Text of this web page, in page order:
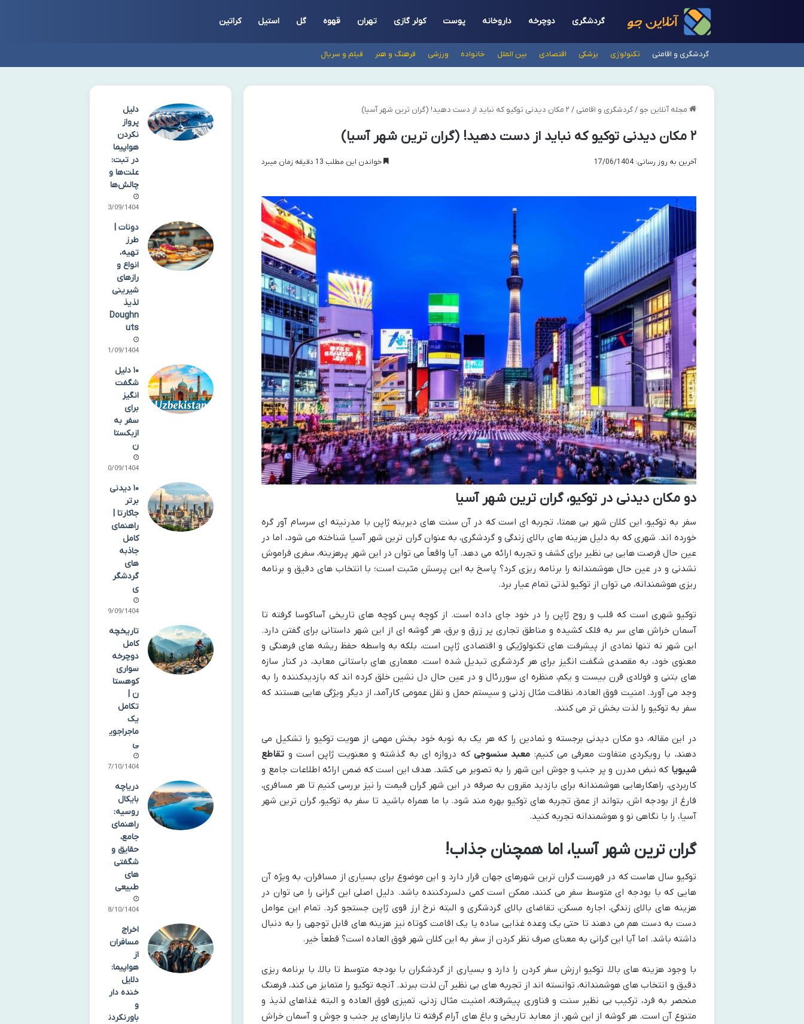
گردشگری دوچرخه داروخانه پوست کولر گازی تهران قهوه گل استیل کراتین
گردشگری و اقامتی تکنولوژی پزشکی اقتصادی بین الملل خانواده ورزشی فرهنگ و هنر فیلم و سریال
مجله آنلاین جو / گردشگری و اقامتی / ۲ مکان دیدنی توکیو که نباید از دست دهید! (گران ترین شهر آسیا)
۲ مکان دیدنی توکیو که نباید از دست دهید! (گران ترین شهر آسیا)
آخرین به روز رسانی: 17/06/1404 خواندن این مطلب 13 دقیقه زمان میبرد
دو مکان دیدنی در توکیو، گران ترین شهر آسیا
سفر به توکیو، این کلان شهر بی همتا، تجربه ای است که در آن سنت های دیرینه ژاپن با مدرنیته ای سرسام آور گره
خورده اند. شهری که به دلیل هزینه های بالای زندگی و گردشگری، به عنوان گران ترین شهر آسیا شناخته می شود، اما در
عین حال فرصت هایی بی نظیر برای کشف و تجربه ارائه می دهد. آیا واقعاً می توان در این شهر پرهزینه، سفری فراموش
نشدنی و در عین حال هوشمندانه را برنامه ریزی کرد؟ پاسخ به این پرسش مثبت است؛ با انتخاب های دقیق و برنامه
ریزی هوشمندانه، می توان از توکیو لذتی تمام عیار برد.
توکیو شهری است که قلب و روح ژاپن را در خود جای داده است. از کوچه پس کوچه های تاریخی آساکوسا گرفته تا
آسمان خراش های سر به فلک کشیده و مناطق تجاری پر زرق و برق، هر گوشه ای از این شهر داستانی برای گفتن دارد.
این شهر نه تنها نمادی از پیشرفت های تکنولوژیکی و اقتصادی ژاپن است، بلکه به واسطه حفظ ریشه های فرهنگی و
معنوی خود، به مقصدی شگفت انگیز برای هر گردشگری تبدیل شده است. معماری های باستانی معابد، در کنار سازه
های بتنی و فولادی قرن بیست و یکم، منظره ای سوررئال و در عین حال دل نشین خلق کرده اند که بازدیدکننده را به
وجد می آورد. امنیت فوق العاده، نظافت مثال زدنی و سیستم حمل و نقل عمومی کارآمد، از دیگر ویژگی هایی هستند که
سفر به توکیو را لذت بخش تر می کنند.
در این مقاله، دو مکان دیدنی برجسته و نمادین را که هر یک به نوبه خود بخش مهمی از هویت توکیو را تشکیل می
دهند، با رویکردی متفاوت معرفی می کنیم: معبد سنسوجی که دروازه ای به گذشته و معنویت ژاپن است و تقاطع
شیبویا که نبض مدرن و پر جنب و جوش این شهر را به تصویر می کشد. هدف این است که ضمن ارائه اطلاعات جامع و
کاربردی، راهکارهایی هوشمندانه برای بازدید مقرون به صرفه در این شهر گران قیمت را نیز بررسی کنیم تا هر مسافری،
فارغ از بودجه اش، بتواند از عمق تجربه های توکیو بهره مند شود. با ما همراه باشید تا سفر به توکیو، گران ترین شهر
آسیا، را با نگاهی نو و هوشمندانه تجربه کنید.
گران ترین شهر آسیا، اما همچنان جذاب!
توکیو سال هاست که در فهرست گران ترین شهرهای جهان قرار دارد و این موضوع برای بسیاری از مسافران، به ویژه آن
هایی که با بودجه ای متوسط سفر می کنند، ممکن است کمی دلسردکننده باشد. دلیل اصلی این گرانی را می توان در
هزینه های بالای زندگی، اجاره مسکن، تقاضای بالای گردشگری و البته نرخ ارز قوی ژاپن جستجو کرد. تمام این عوامل
دست به دست هم می دهند تا حتی یک وعده غذایی ساده یا یک اقامت کوتاه نیز هزینه های قابل توجهی را به دنبال
داشته باشد. اما آیا این گرانی به معنای صرف نظر کردن از سفر به این کلان شهر فوق العاده است؟ قطعاً خیر.
با وجود هزینه های بالا، توکیو ارزش سفر کردن را دارد و بسیاری از گردشگران با بودجه متوسط تا بالا، با برنامه ریزی
دقیق و انتخاب های هوشمندانه، توانسته اند از تجربه های بی نظیر آن لذت ببرند. آنچه توکیو را متمایز می کند، فرهنگ
منحصر به فرد، ترکیب بی نظیر سنت و فناوری پیشرفته، امنیت مثال زدنی، تمیزی فوق العاده و البته غذاهای لذیذ و
متنوع آن است. هر گوشه از این شهر، از معابد تاریخی و باغ های آرام گرفته تا بازارهای پر جنب و جوش و آسمان خراش
دلیل
پرواز
نکردن
هواپیما
در تبت:
علت‌ها و
چالش‌ها
23/09/1404
دونات |
طرز
تهیه،
انواع و
رازهای
شیرینی
لذیذ
Doughn
uts
21/09/1404
۱۰ دلیل
شگفت
انگیز
برای
سفر به
ازبکستا
ن
20/09/1404
۱۰ دیدنی
برتر
جاکارتا |
راهنمای
کامل
جاذبه
های
گردشگر
ی
19/09/1404
تاریخچه
کامل
دوچرخه
سواری
کوهستا
ن |
تکامل
یک
ماجراجوی
ی
07/10/1404
دریاچه
بایکال
روسیه:
راهنمای
جامع،
حقایق و
شگفتی
های
طبیعی
08/10/1404
اخراج
مسافران
از
هواپیما:
دلایل
خنده دار
و
باورنکردن